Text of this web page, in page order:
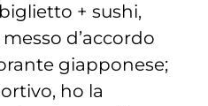
+ sushi,
d’accordo
giapponese;
ho la